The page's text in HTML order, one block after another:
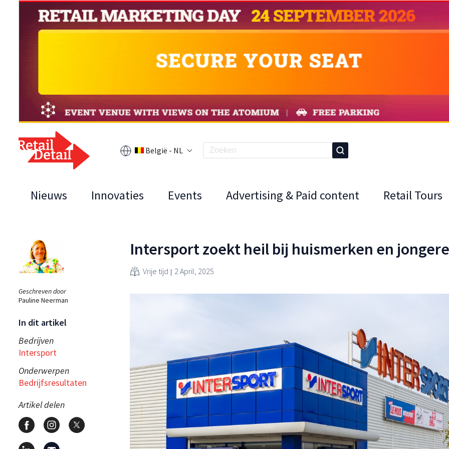
België - NL
Nieuws Innovaties Events Advertising & Paid content Retail Tours
Geschreven door
Pauline Neerman
In dit artikel
Bedrijven
Intersport
Onderwerpen
Bedrijfsresultaten
Artikel delen
Intersport zoekt heil bij huismerken en
Vrije tijd 2 April, 2025